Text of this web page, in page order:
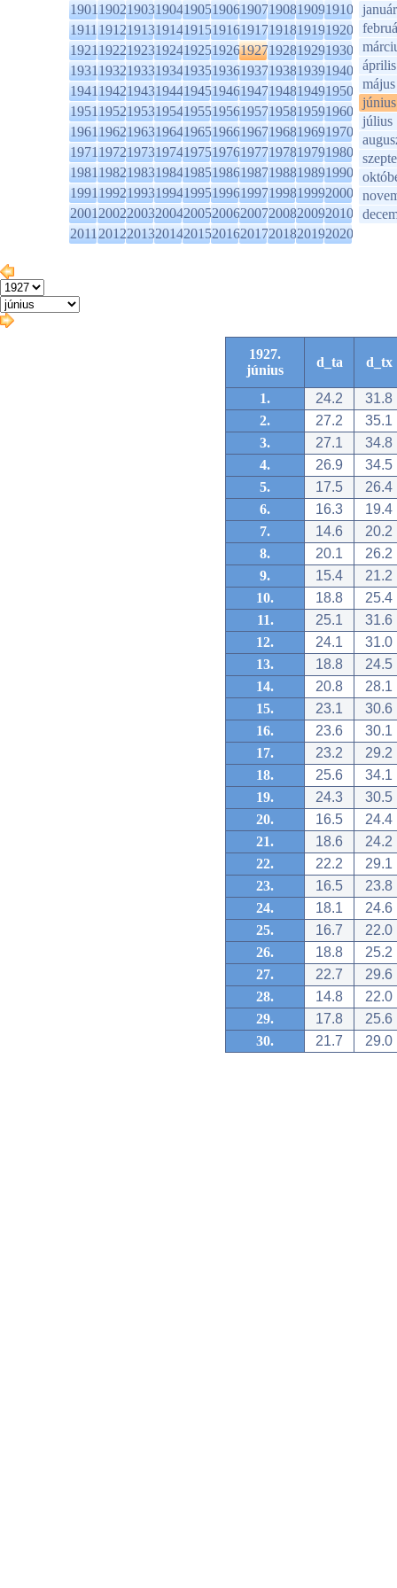
1901190219031904190519061907190819091910
1911191219131914191519161917191819191920
1921192219231924192519261927192819291930
1931193219331934193519361937193819391940
1941194219431944194519461947194819491950
1951195219531954195519561957195819591960
1961196219631964196519661967196819691970
1971197219731974197519761977197819791980
1981198219831984198519861987198819891990
1991199219931994199519961997199819992000
2001200220032004200520062007200820092010
2011201220132014201520162017201820192020
január
április
május
június
július
1927.
június
d_ta d_tx
1. 24.2
31.8
2.
27.2
35.1
3.
27.1
34.8
4.
26.9
34.5
5.
17.5
26.4
6.
16.3
19.4
7.
14.6
20.2
8.
20.1
26.2
9.
15.4
21.2
10.
18.8
25.4
11.
25.1
31.6
12.
24.1
31.0
13.
18.8
24.5
14.
20.8
28.1
15.
23.1
30.6
16.
23.6
30.1
17.
23.2
29.2
18.
25.6
34.1
19.
24.3
30.5
20.
16.5
24.4
21.
18.6
24.2
22.
22.2
29.1
23.
16.5
23.8
24.
18.1
24.6
25.
16.7
22.0
26.
18.8
25.2
27.
22.7
29.6
28.
14.8
22.0
29.
17.8
25.6
30.
21.7 29.0